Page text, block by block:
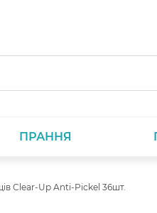
ПРАННЯ
Clear-Up Anti-Pickel 36шт.